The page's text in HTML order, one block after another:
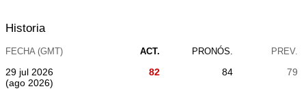
Historia
FECHA (GMT) ACT. PRONÓS. PREV.
29 jul 2026
(ago 2026)
82 84 79